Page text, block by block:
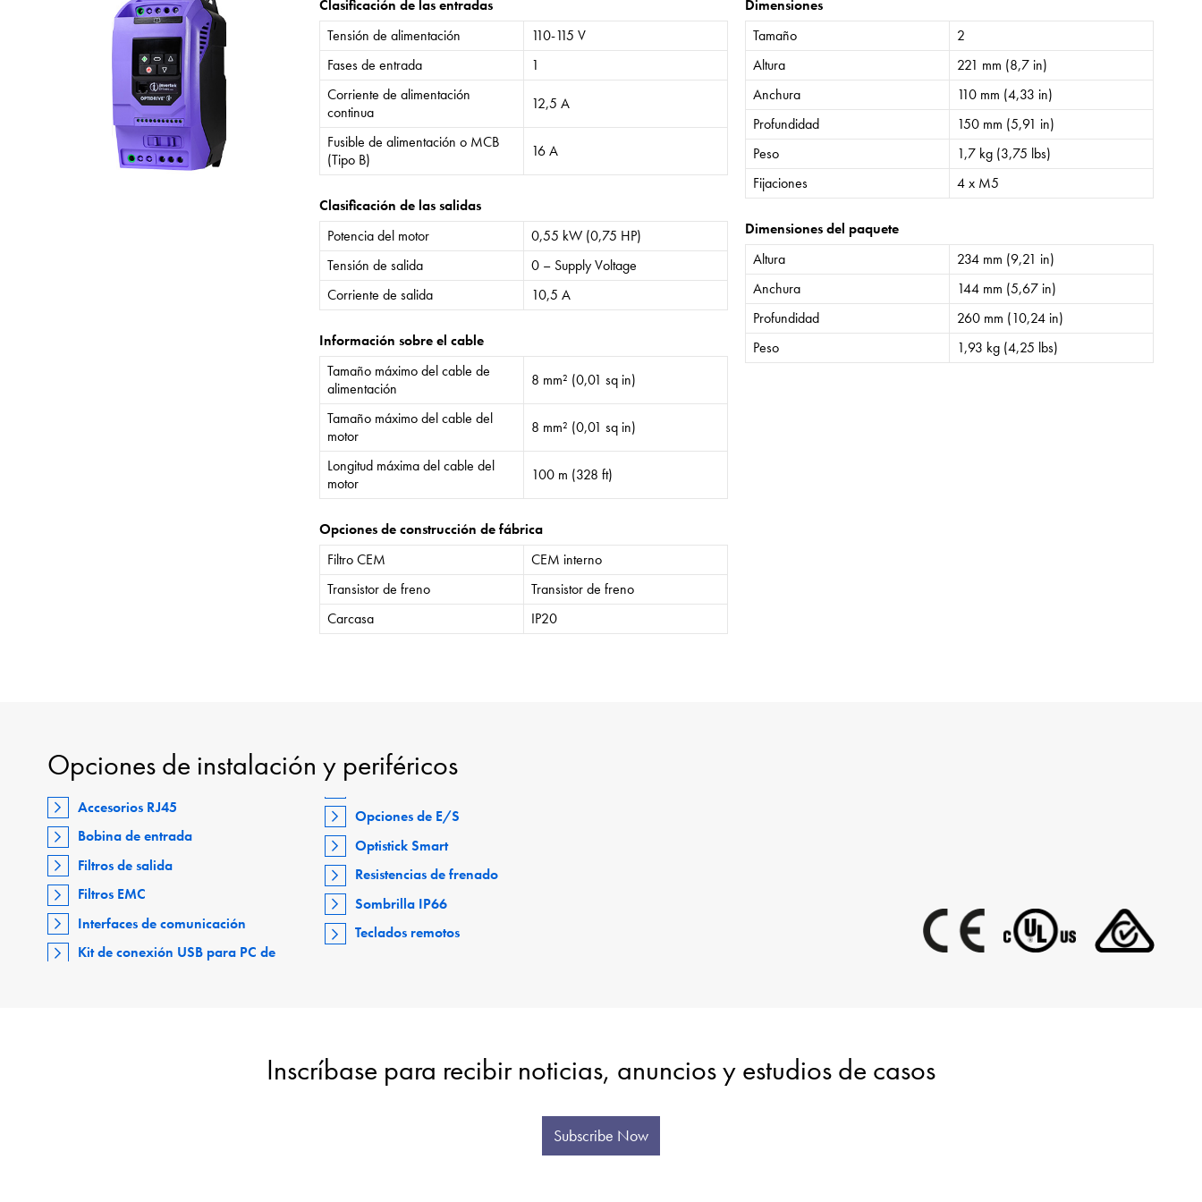
Clasificación de las entradas
Tensión de alimentación
110-115 V
Fases de entrada
1
Corriente de alimentación
continua
12,5 A
Fusible de alimentación o MCB
(Tipo B)
16 A
Clasificación de las salidas
Potencia del motor
0,55 kW (0,75 HP)
Tensión de salida
0 – Supply Voltage
Corriente de salida
10,5 A
Información sobre el cable
Tamaño máximo del cable de
alimentación
8 mm² (0,01 sq in)
Tamaño máximo del cable del
motor
8 mm² (0,01 sq in)
Longitud máxima del cable del
motor
100 m (328 ft)
Opciones de construcción de fábrica
Filtro CEM
CEM interno
Transistor de freno
Transistor de freno
Carcasa
IP20
Dimensiones
Tamaño
2
Altura
221 mm (8,7 in)
Anchura
110 mm (4,33 in)
Profundidad
150 mm (5,91 in)
Peso
1,7 kg (3,75 lbs)
Fijaciones
4 x M5
Dimensiones del paquete
Altura
234 mm (9,21 in)
Anchura
144 mm (5,67 in)
Profundidad
260 mm (10,24 in)
Peso
1,93 kg (4,25 lbs)
Opciones de instalación y periféricos
Accesorios RJ45
Bobina de entrada
Filtros de salida
Filtros EMC
Interfaces de comunicación
Kit de conexión USB para PC de
Opciones de E/S
Optistick Smart
Resistencias de frenado
Sombrilla IP66
Teclados remotos
Inscríbase para recibir noticias, anuncios y estudios de casos
Subscribe Now